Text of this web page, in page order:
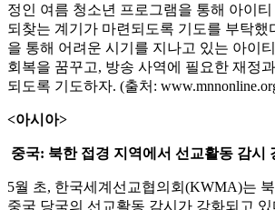
정인 여름 청소년 프로그램을 통해 아이
되찾는 계기가 마련되도록 기도를 부탁했
을 통해 어려운 시기를 지나고 있는 아이
회복을 꿈꾸고, 방송 사역에 필요한 재정
되도록 기도하자. (출처:
<아시아>
중국: 북한 접경 지역에서 선교활동 감시
5월 초, 한국세계선교협의회(KWMA)는
중국 당국의 선교활동 감시가 강화되고